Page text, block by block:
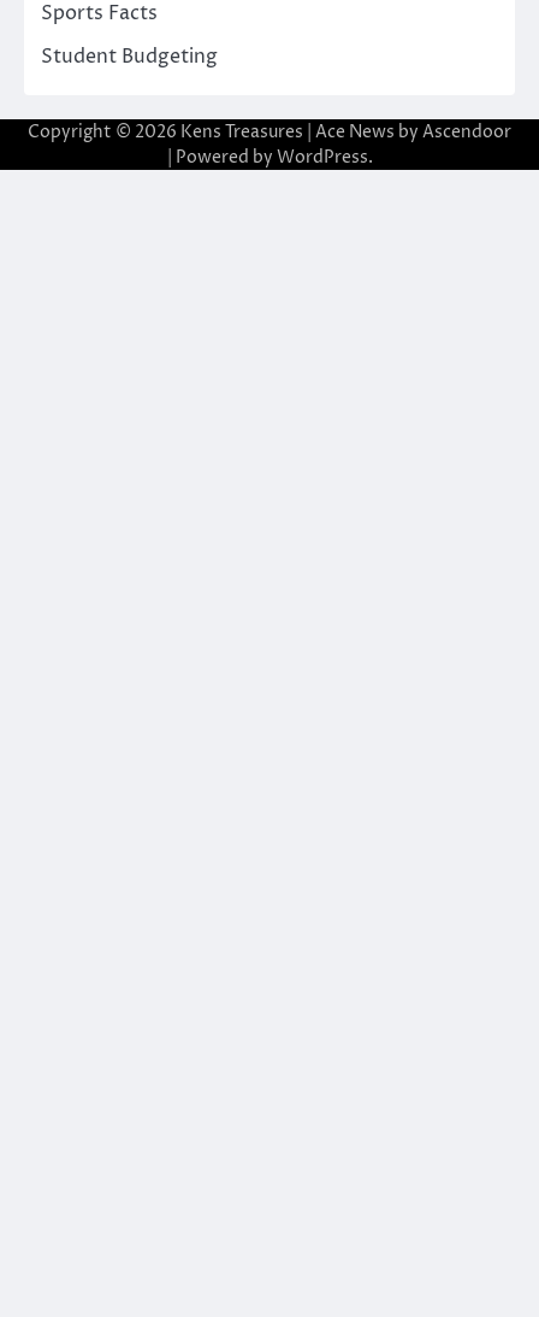
Sports Facts
Student Budgeting
Copyright © 2026 Kens Treasures | Ace News by Ascendoor
| Powered by WordPress.